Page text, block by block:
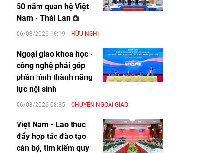
50 năm quan hệ Việt
Nam - Thái Lan
06/08/2026 16:19 HỮU NGHỊ
Ngoại giao khoa học -
công nghệ phải góp
phần hình thành năng
lực nội sinh
06/08/2026 08:35 CHUYỆN NGOẠI GIAO
Việt Nam - Lào thúc
đẩy hợp tác đào tạo
cán bộ, tìm kiếm quy